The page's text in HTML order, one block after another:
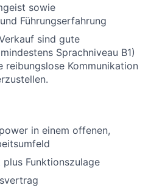
sowie
Führungserfahrung
sind gute
Sprachniveau B1)
reibungslose Kommunikation
in einem offenen,
Funktionszulage